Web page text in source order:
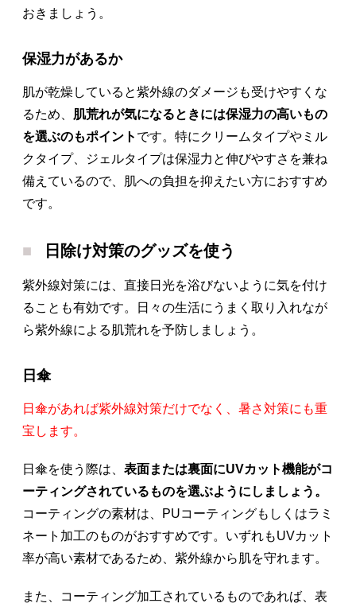
おきましょう。
保湿力があるか
肌が乾燥していると紫外線のダメージも受けやすくな
るため、 肌荒れが気になるときには保湿力の高いもの
を選ぶのもポイント です。特にクリームタイプやミル
クタイプ、ジェルタイプは保湿力と伸びやすさを兼ね
備えているので、肌への負担を抑えたい方におすすめ
です。
日除け対策のグッズを使う
紫外線対策には、直接日光を浴びないように気を付け
ることも有効です。日々の生活にうまく取り入れなが
ら紫外線による肌荒れを予防しましょう。
日傘
日傘があれば紫外線対策だけでなく、暑さ対策にも重
宝します。
日傘を使う際は、 表面または裏面にUVカット機能がコ
ーティングされているものを選ぶようにしましょう。
コーティングの素材は、PUコーティングもしくはラミ
ネート加工のものがおすすめです。いずれもUVカット
率が高い素材であるため、紫外線から肌を守れます。
また、コーティング加工されているものであれば、表